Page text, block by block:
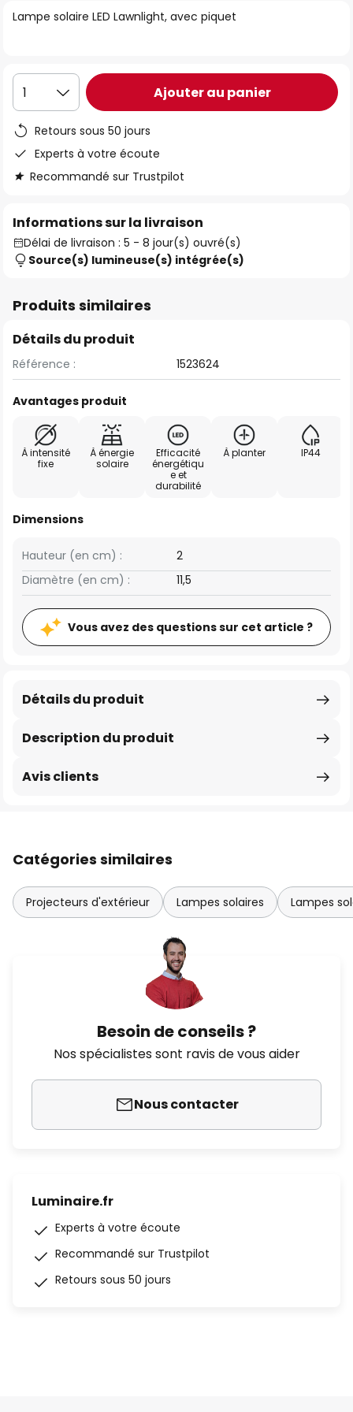
of
gallery
Lampe solaire LED Lawnlight, avec piquet
1 Ajouter au panier
Retours sous 50 jours
Experts à votre écoute
Recommandé sur Trustpilot
Informations sur la livraison
Délai de livraison : 5 - 8 jour(s) ouvré(s)
Source(s) lumineuse(s) intégrée(s)
Produits similaires
Détails du produit
Référence : 1523624
Avantages produit
À intensité
fixe
À énergie
solaire
Efficacité
énergétiqu
e et
durabilité
À planter IP44
Dimensions
Hauteur (en cm) :
2
Diamètre (en cm) :
11,5
Vous avez des questions sur cet article ?
Description du produit
Détails du produit
Avis clients
Catégories similaires
Projecteurs d'extérieur Lampes solaires Lampes
Besoin de conseils ?
Nos spécialistes sont ravis de vous aider
Nous contacter
Luminaire.fr
Experts à votre écoute
Recommandé sur Trustpilot
Retours sous 50 jours